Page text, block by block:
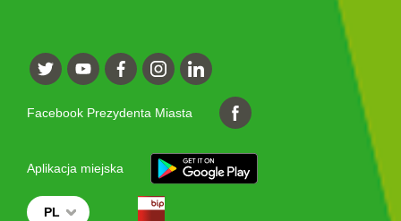
Facebook Prezydenta Miasta
Aplikacja miejska
PL